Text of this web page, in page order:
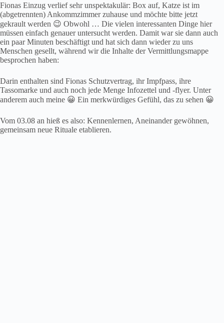
Fionas Einzug verlief sehr unspektakulär: Box auf, Katze ist im
(abgetrennten) Ankommzimmer zuhause und möchte bitte jetzt
gekrault werden 😉 Obwohl … Die vielen interessanten Dinge hier
müssen einfach genauer untersucht werden. Damit war sie dann auch
ein paar Minuten beschäftigt und hat sich dann wieder zu uns
Menschen gesellt, während wir die Inhalte der Vermittlungsmappe
besprochen haben:
Darin enthalten sind Fionas Schutzvertrag, ihr Impfpass, ihre
Tassomarke und auch noch jede Menge Infozettel und -flyer. Unter
anderem auch meine 😀 Ein merkwürdiges Gefühl, das zu sehen 😀
Vom 03.08 an hieß es also: Kennenlernen, Aneinander gewöhnen,
gemeinsam neue Rituale etablieren.